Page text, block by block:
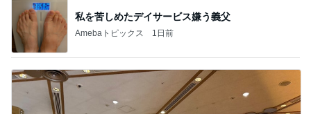
私を苦しめたデイサービス嫌う義父
Amebaトピックス 1日前